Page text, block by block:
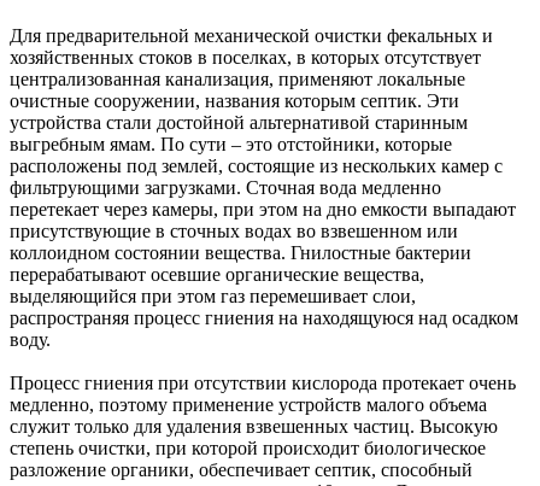
Для предварительной механической очистки фекальных и
хозяйственных стоков в поселках, в которых отсутствует
централизованная канализация, применяют локальные
очистные сооружении, названия которым септик. Эти
устройства стали достойной альтернативой старинным
выгребным ямам. По сути – это отстойники, которые
расположены под землей, состоящие из нескольких камер с
фильтрующими загрузками. Сточная вода медленно
перетекает через камеры, при этом на дно емкости выпадают
присутствующие в сточных водах во взвешенном или
коллоидном состоянии вещества. Гнилостные бактерии
перерабатывают осевшие органические вещества,
выделяющийся при этом газ перемешивает слои,
распространяя процесс гниения на находящуюся над осадком
воду.
Процесс гниения при отсутствии кислорода протекает очень
медленно, поэтому применение устройств малого объема
служит только для удаления взвешенных частиц. Высокую
степень очистки, при которой происходит биологическое
разложение органики, обеспечивает септик, способный